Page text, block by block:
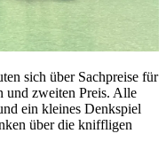
sich über Sach­prei­se für
und zwei­ten Preis. Alle
ein klei­nes Denk­spiel
über die kniff­li­gen